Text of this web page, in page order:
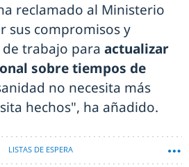
reclamado al Ministerio
sus compromisos y
trabajo para actualizar
sobre tiempos de
no necesita más
hechos", ha añadido.
LISTAS DE ESPERA